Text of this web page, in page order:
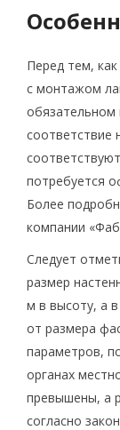
Перед тем,
с монтажом
обязательном
соответствие
потребуется
Более
компании
Следует
размер
м в высоту, а
от размера
параметров,
органах
превышены, а
согласно